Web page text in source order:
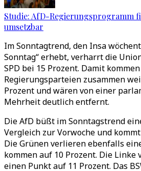
Studie: AfD-Regierungsprogramm
umsetzbar
Im Sonntagtrend, den Insa
Sonntag“ erhebt, verharrt die
SPD bei 15 Prozent. Damit
Regierungsparteien zusammen
Prozent und wären von einer
Mehrheit deutlich entfernt.
Die AfD büßt im Sonntagstrend
Vergleich zur Vorwoche und
Die Grünen verlieren ebenfalls
kommen auf 10 Prozent. Die Linke
einen Punkt auf 11 Prozent. Das